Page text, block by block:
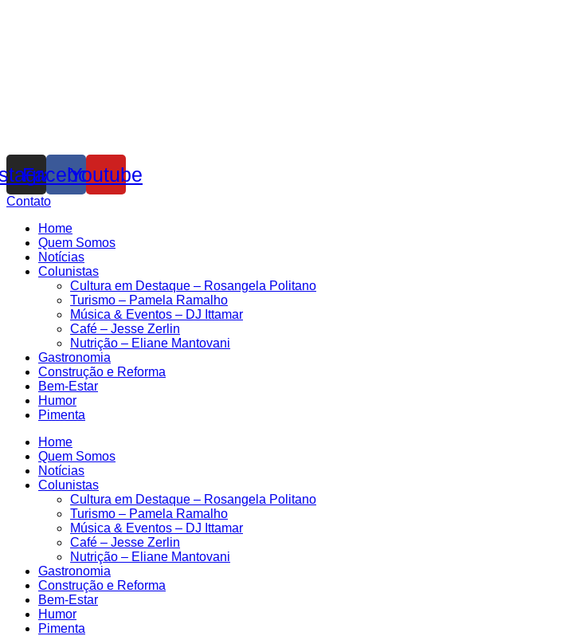
Facebook
Youtube
Contato
Home
Quem Somos
Notícias
Colunistas
Cultura em Destaque – Rosangela Politano
Turismo – Pamela Ramalho
Música & Eventos – DJ Ittamar
Café – Jesse Zerlin
Nutrição – Eliane Mantovani
Gastronomia
Construção e Reforma
Bem-Estar
Humor
Pimenta
Home
Quem Somos
Notícias
Colunistas
Cultura em Destaque – Rosangela Politano
Turismo – Pamela Ramalho
Música & Eventos – DJ Ittamar
Café – Jesse Zerlin
Nutrição – Eliane Mantovani
Gastronomia
Construção e Reforma
Bem-Estar
Humor
Pimenta